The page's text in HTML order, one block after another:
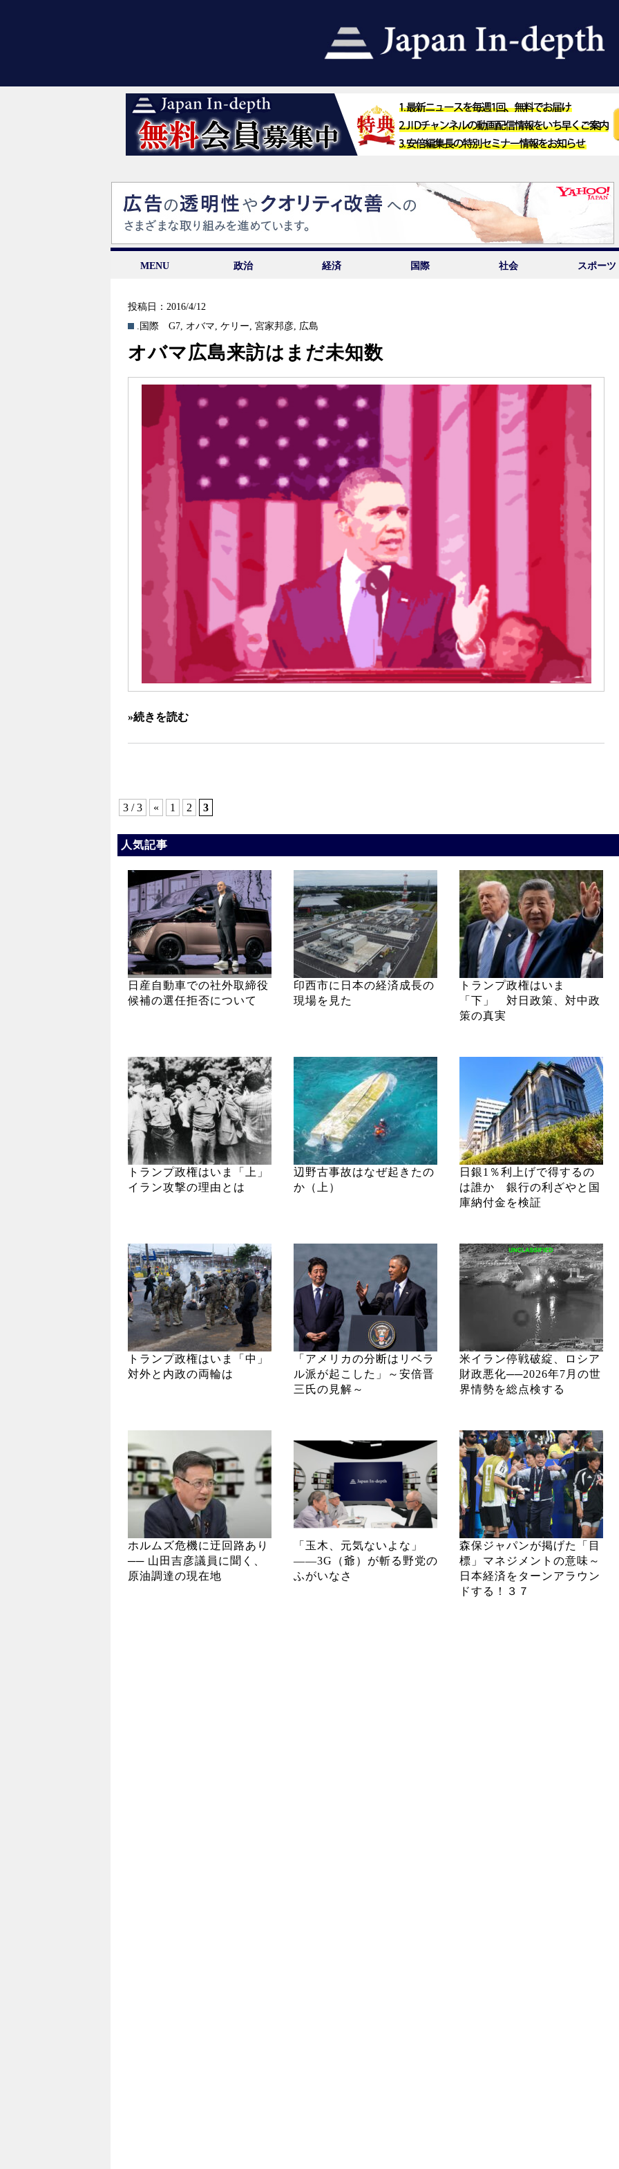
MENU 政治 経済 国際 社会 スポーツ
投稿日：2016/4/12
.国際
G7, オバマ,ケリー,宮家邦彦, 広島
オバマ広島来訪はまだ未知数
»続きを読む
3 / 3 « 1 2 3
人気記事
日産自動車での社外取締役
候補の選任拒否について
印西市に日本の経済成長の
現場を見た
トランプ政権はいま
「下」 対日政策、対中政
策の真実
トランプ政権はいま「上」
イラン攻撃の理由とは
辺野古事故はなぜ起きたの
か（上）
日銀1％利上げで得するの
は誰か 銀行の利ざやと国
庫納付金を検証
トランプ政権はいま「中」
対外と内政の両輪は
「アメリカの分断はリベラ
ル派が起こした」～安倍晋
三氏の見解～
米イラン停戦破綻、ロシア
財政悪化──2026年7月の世
界情勢を総点検する
ホルムズ危機に迂回路あり
── 山田吉彦議員に聞く、
原油調達の現在地
「玉木、元気ないよな」
――3G（爺）が斬る野党の
ふがいなさ
森保ジャパンが掲げた「目
標」マネジメントの意味～
日本経済をターンアラウン
ドする！３７